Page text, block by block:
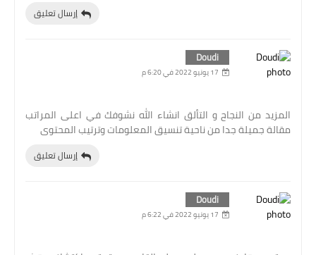
إرسال تعليق
Doudi
17 يونيو 2022 في 6:20 م
المزيد من النجاح و التألق انشاء الله نشوفك في اعلى المراتب
مقالة جميلة جدا من ناحية تنسيق المعلومات وترتيب المحتوى
إرسال تعليق
Doudi
17 يونيو 2022 في 6:22 م